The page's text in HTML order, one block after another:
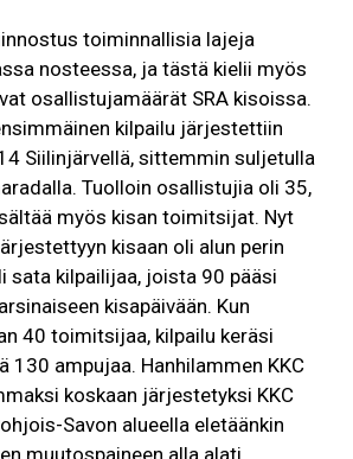
toiminnallisia lajeja
nosteessa, ja tästä kielii myös
osallistujamäärät SRA kisoissa.
kilpailu järjestettiin
Siilinjärvellä, sittemmin suljetulla
Tuolloin osallistujia oli 35,
myös kisan toimitsijat. Nyt
kisaan oli alun perin
sata kilpailijaa, joista 90 pääsi
kisapäivään. Kun
40 toimitsijaa, kilpailu keräsi
130 ampujaa. Hanhilammen KKC
koskaan järjestetyksi KKC
Savon alueella eletäänkin
muutospaineen alla alati